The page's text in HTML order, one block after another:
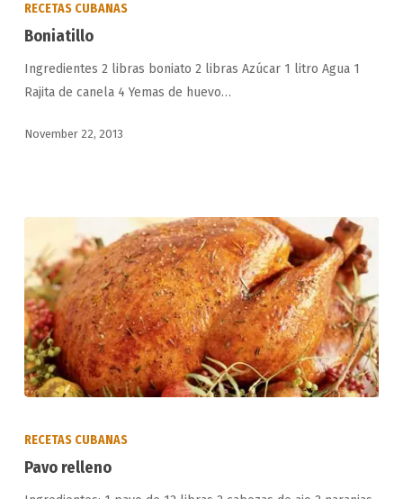
RECETAS CUBANAS
Boniatillo
Ingredientes 2 libras boniato 2 libras Azúcar 1 litro Agua 1
Rajita de canela 4 Yemas de huevo…
November 22, 2013
RECETAS CUBANAS
Pavo relleno